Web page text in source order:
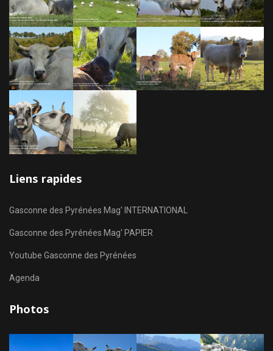
Liens rapides
Gasconne des Pyrénées Mag' INTERNATIONAL
Gasconne des Pyrénées Mag' PAPIER
Youtube Gasconne des Pyrénées
Agenda
Photos